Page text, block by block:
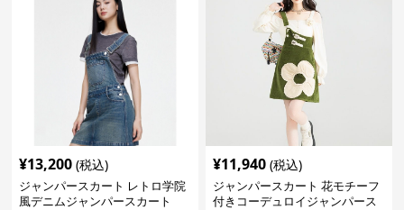
¥13,200 (税込)
ジャンパースカート レトロ学院
風デニムジャンパースカート
¥11,940 (税込)
ジャンパースカート 花モチーフ
付きコーデュロイジャンパース